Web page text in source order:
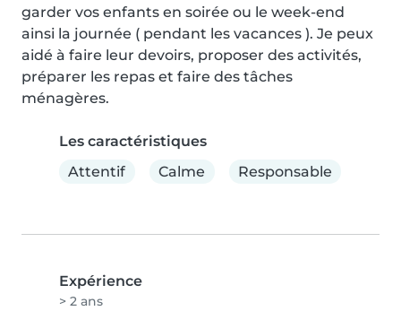
garder vos enfants en soirée ou le week-end
ainsi la journée ( pendant les vacances ). Je peux
aidé à faire leur devoirs, proposer des activités,
préparer les repas et faire des tâches
ménagères.
Les caractéristiques
Attentif
Calme Responsable
Expérience
> 2 ans